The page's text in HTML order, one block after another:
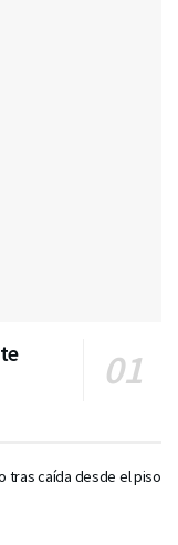
tras caída desde el piso